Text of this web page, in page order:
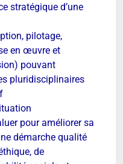
stratégique d’une
pilotage,
en œuvre et
pouvant
pluridisciplinaires
pour améliorer sa
démarche qualité
de